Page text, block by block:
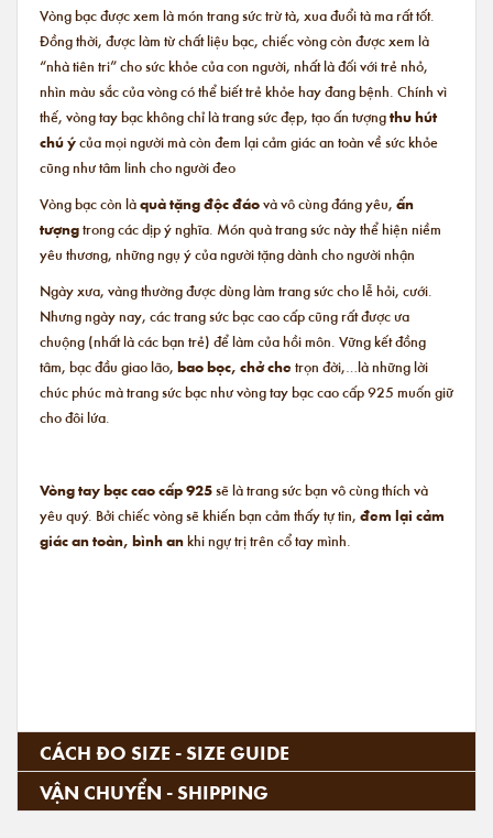
Vòng bạc được xem là món trang sức trừ tà, xua đuổi tà ma rất tốt.
Đồng thời, được làm từ chất liệu bạc, chiếc vòng còn được xem là
“nhà tiên tri” cho sức khỏe của con người, nhất là đối với trẻ nhỏ,
nhìn màu sắc của vòng có thể biết trẻ khỏe hay đang bệnh. Chính vì
thế, vòng tay bạc không chỉ là trang sức đẹp, tạo ấn tượngthu hút
chú ýcủa mọi người mà còn đem lại cảm giác an toàn về sức khỏe
cũng như tâm linh cho người đeo
Vòng bạc còn làquà tặng độc đáovà vô cùng đáng yêu, ấn
tượngtrong các dịp ý nghĩa. Món quà trang sức này thể hiện niềm
yêu thương, những ngụ ý của người tặng dành cho người nhận
Ngày xưa, vàng thường được dùng làm trang sức cho lễ hỏi, cưới.
Nhưng ngày nay, các trang sức bạc cao cấp cũng rất được ưa
chuộng (nhất là các bạn trẻ) để làm của hồi môn. Vững kết đồng
tâm, bạc đầu giao lão, bao bọc, chở chetrọn đời,…là những lời
chúc phúc mà trang sức bạc như vòng tay bạc cao cấp 925 muốn giữ
cho đôi lứa.
Vòng tay bạc cao cấp 925sẽ là trang sức bạn vô cùng thích và
yêu quý. Bởi chiếc vòng sẽ khiến bạn cảm thấy tự tin, đem lại cảm
giác an toàn, bình ankhi ngự trị trên cổ tay mình.
CÁCH ĐO SIZE - SIZE GUIDE
VẬN CHUYỂN - SHIPPING